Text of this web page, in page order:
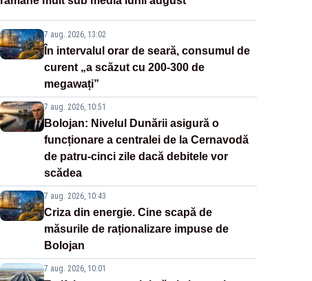
7 aug. 2026, 13:02
În intervalul orar de seară, consumul de
curent „a scăzut cu 200-300 de
megawați”
7 aug. 2026, 10:51
Bolojan: Nivelul Dunării asigură o
funcționare a centralei de la Cernavodă
de patru-cinci zile dacă debitele vor
scădea
7 aug. 2026, 10:43
Criza din energie. Cine scapă de
măsurile de raționalizare impuse de
Bolojan
7 aug. 2026, 10:01